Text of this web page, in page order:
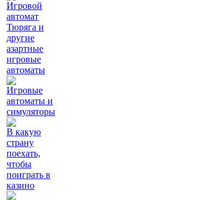
Игровой
автомат
Тюряга и
другие
азартные
игровые
автоматы
Игровые
автоматы и
симуляторы
В какую
страну
поехать,
чтобы
поиграть в
казино